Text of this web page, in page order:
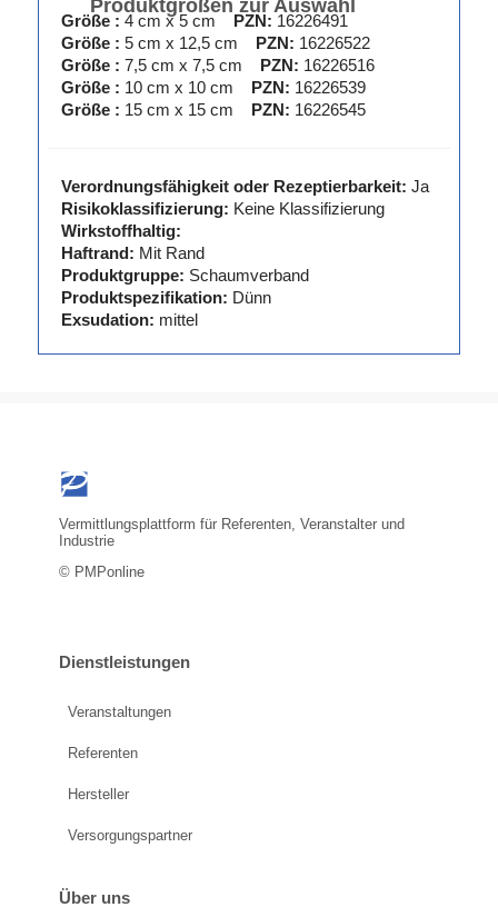
Produktgrößen zur Auswahl
Größe : 4 cm x 5 cm PZN: 16226491
Größe : 5 cm x 12,5 cm PZN: 16226522
Größe : 7,5 cm x 7,5 cm PZN: 16226516
Größe : 10 cm x 10 cm PZN: 16226539
Größe : 15 cm x 15 cm PZN: 16226545
Verordnungsfähigkeit oder Rezeptierbarkeit: Ja
Risikoklassifizierung: Keine Klassifizierung
Wirkstoffhaltig:
Haftrand: Mit Rand
Produktgruppe: Schaumverband
Produktspezifikation: Dünn
Exsudation: mittel
Vermittlungsplattform für Referenten, Veranstalter und
Industrie
© PMPonline
Dienstleistungen
Veranstaltungen
Referenten
Hersteller
Versorgungspartner
Über uns